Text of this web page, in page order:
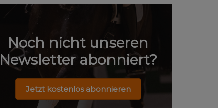
Noch nicht unseren
Newsletter abonniert?
Jetzt kostenlos abonnieren